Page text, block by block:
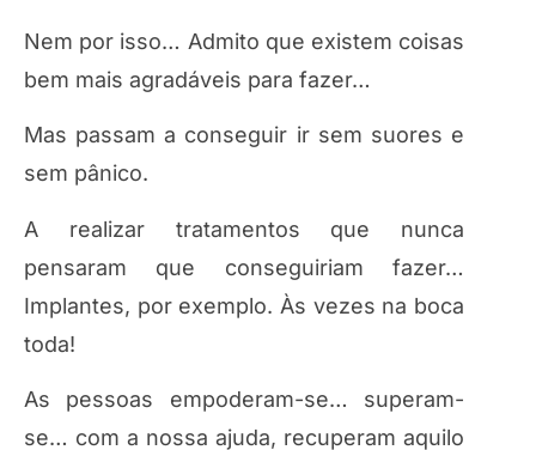
Nem por isso… Admito que existem coisas
bem mais agradáveis para fazer…
Mas passam a conseguir ir sem suores e
sem pânico.
A realizar tratamentos que nunca
pensaram que conseguiriam fazer…
Implantes, por exemplo. Às vezes na boca
toda!
As pessoas empoderam-se… superam-
se… com a nossa ajuda, recuperam aquilo